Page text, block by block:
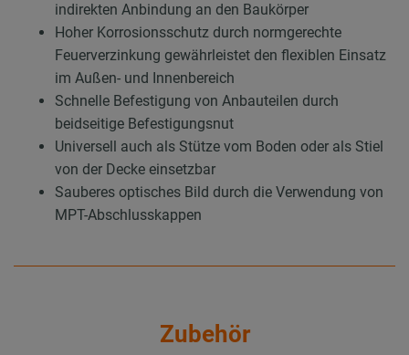
indirekten Anbindung an den Baukörper
Hoher Korrosionsschutz durch normgerechte
Feuerverzinkung gewährleistet den flexiblen Einsatz
im Außen- und Innenbereich
Schnelle Befestigung von Anbauteilen durch
beidseitige Befestigungsnut
Universell auch als Stütze vom Boden oder als Stiel
von der Decke einsetzbar
Sauberes optisches Bild durch die Verwendung von
MPT-Abschlusskappen
Zubehör